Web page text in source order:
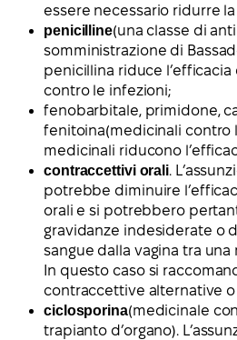
essere necessario ridurre
penicilline(una classe di
somministrazione di
penicillina riduce
contro le infezioni;
fenobarbitale, primidone,
fenitoina(medicinali contro
medicinali riducono
contraccettivi orali.
potrebbe diminuire
orali e si potrebbero
gravidanze indesiderate o
sangue dalla vagina tra una
In questo caso si
contraccettive alternative
ciclosporina(medicinale
trapianto d’organo).